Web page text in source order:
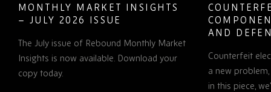
MONTHLY MARKET INSIGHTS
– JULY 2026 ISSUE
The July issue of Rebound Monthly Market
Insights is now available. Download your
copy today.
AND
TO KNOW
Counterfeit
a new
in this piece,